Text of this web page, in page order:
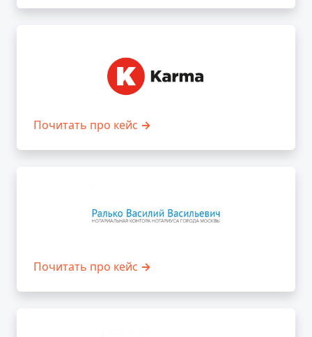
Почитать про кейс →
Почитать про кейс →